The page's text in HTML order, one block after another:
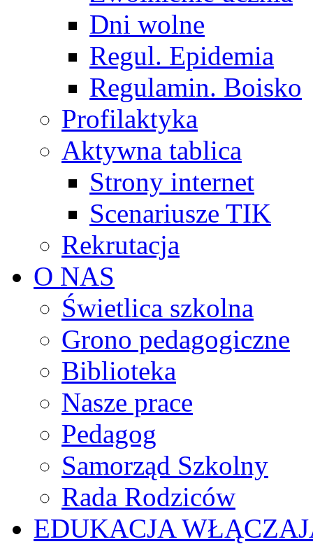
Dni wolne
Regul. Epidemia
Regulamin. Boisko
Profilaktyka
Aktywna tablica
Strony internet
Scenariusze TIK
Rekrutacja
O NAS
Świetlica szkolna
Grono pedagogiczne
Biblioteka
Nasze prace
Pedagog
Samorząd Szkolny
Rada Rodziców
EDUKACJA